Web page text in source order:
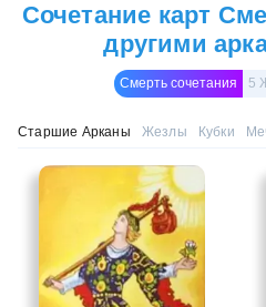
Сочетание карт
другими
Смерть сочетания 5
Старшие Арканы Жезлы Кубки